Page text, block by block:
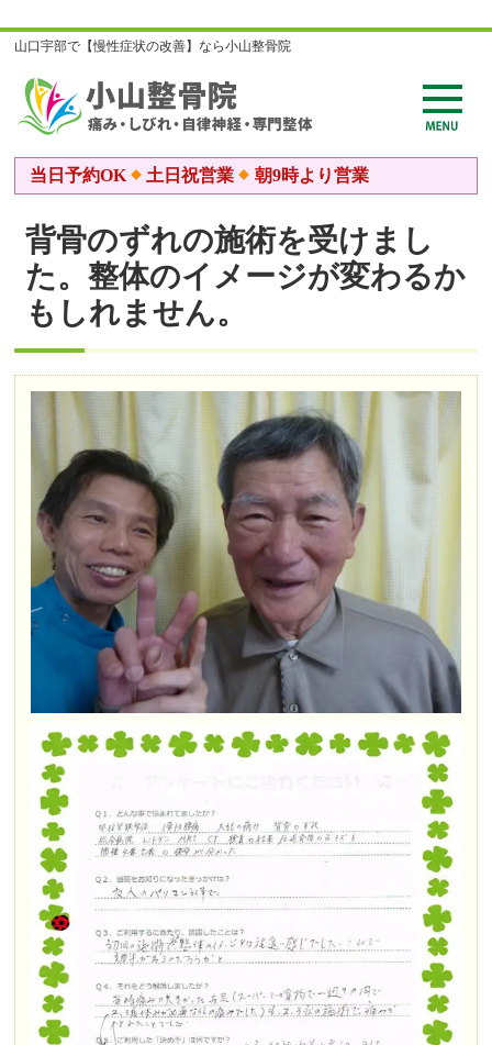
山口宇部で【慢性症状の改善】なら小山整骨院
当日予約OK 土日祝営業 朝9時より営業
背骨のずれの施術を受けまし
た。整体のイメージが変わるか
もしれません。